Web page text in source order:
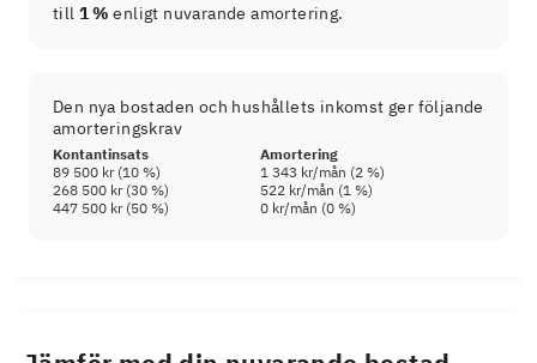
till 1 % enligt nuvarande amortering.
Den nya bostaden och hushållets inkomst ger följande
amorteringskrav
Kontantinsats
Amortering
89 500 kr(10 %) 1 343 kr/mån (2 %)
268 500 kr(30 %) 522 kr/mån (1 %)
447 500 kr(50 %) 0 kr/mån (0 %)